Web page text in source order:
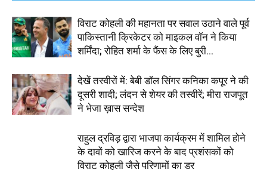
विराट कोहली की महानता पर सवाल उठाने वाले पूर्व
पाकिस्तानी क्रिकेटर को माइकल वॉन ने किया
शर्मिंदा; रोहित शर्मा के फैंस के लिए बुरी...
देखें तस्वीरों में: बेबी डॉल सिंगर कनिका कपूर ने की
दूसरी शादी; लंदन से शेयर की तस्वीरें; मीरा राजपूत
ने भेजा ख़ास सन्देश
राहुल द्रविड़ द्वारा भाजपा कार्यक्रम में शामिल होने
के दावों को खारिज करने के बाद प्रशंसकों को
विराट कोहली जैसे परिणामों का डर